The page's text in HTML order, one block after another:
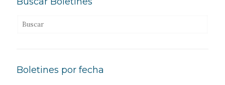
Boletines por fecha